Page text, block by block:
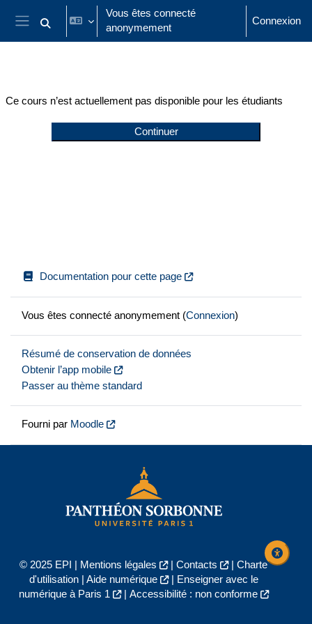
Passer au contenu principal
Panneau latéral
Activer/désactiver la saisie de recherche
Vous êtes connecté
anonymement
Connexion
Ce cours n’est actuellement pas disponible pour les étudiants
Continuer
Documentation pour cette page
Vous êtes connecté anonymement (Connexion)
Résumé de conservation de données
Obtenir l’app mobile
Passer au thème standard
Fourni par Moodle
© 2025 EPI | Mentions légales | Contacts | Charte
d'utilisation| Aide numérique |
Enseigner avec le
numérique à Paris 1
| Accessibilité : non conforme